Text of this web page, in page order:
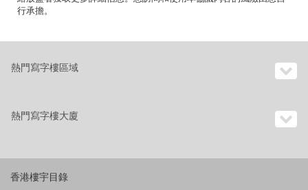
行承擔。
熱門寫字樓區域
熱門寫字樓大廈
香港樓宇目錄